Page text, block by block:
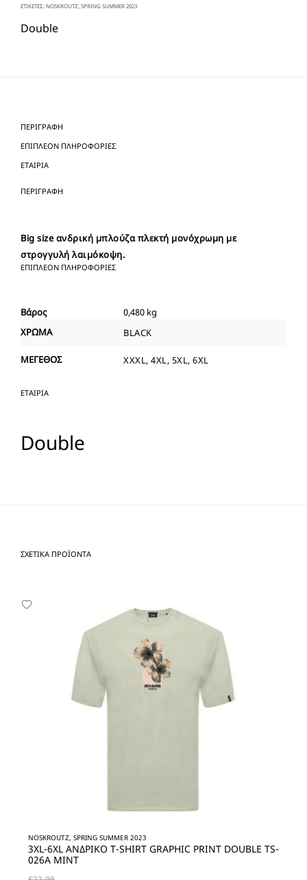
ΕΤΙΚΈΤΕΣ:NOSKROUTZ SPRING SUMMER 2023
Double
ΠΕΡΙΓΡΑΦΉ
ΕΠΙΠΛΈΟΝ ΠΛΗΡΟΦΟΡΊΕΣ
ΕΤΑΙΡΊΑ
ΠΕΡΙΓΡΑΦΉ
Big size ανδρική μπλούζα πλεκτή μονόχρωμη με
στρογγυλή λαιμόκοψη.
ΕΠΙΠΛΈΟΝ ΠΛΗΡΟΦΟΡΊΕΣ
Βάρος
0,480 kg
ΧΡΩΜΑ
BLACK
ΜΕΓΕΘΟΣ XXXL, 4XL, 5XL, 6XL
ΕΤΑΙΡΊΑ
Double
ΣΧΕΤΙΚΆ ΠΡΟΪΌΝΤΑ
NOSKROUTZ, SPRING SUMMER 2023
3XL-6XL ΑΝΔΡΙΚΟ T-SHIRT GRAPHIC PRINT DOUBLE TS-
026A MINT